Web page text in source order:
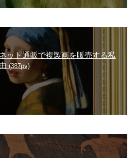
ット通販で複製画を販売する私
(387pv)